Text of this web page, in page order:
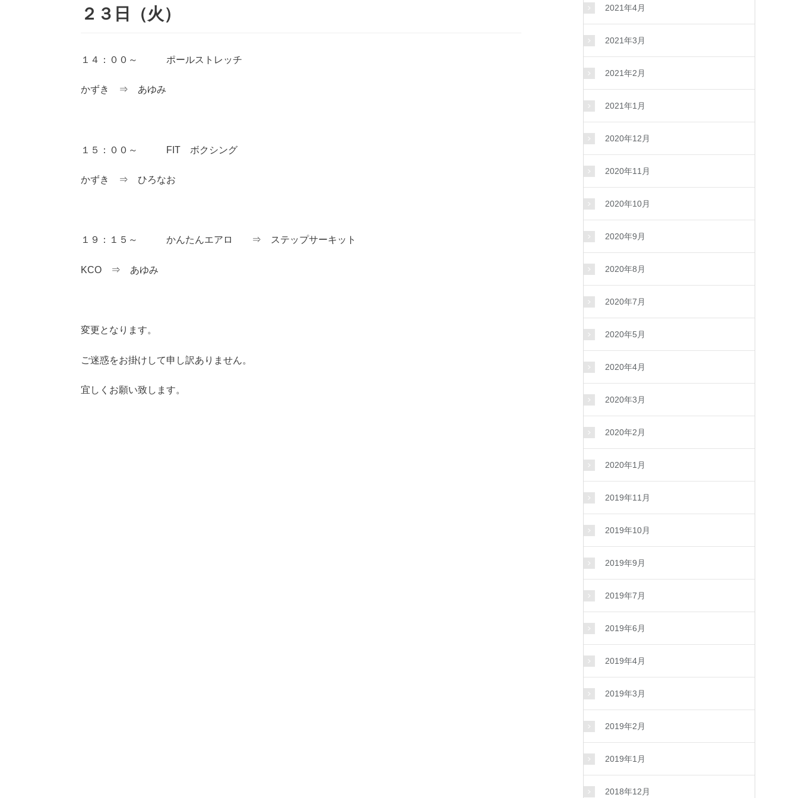
２３日（火）
１４：００～ ポールストレッチ
かずき ⇒ あゆみ
１５：００～ FIT ボクシング
かずき ⇒ ひろなお
１９：１５～ かんたんエアロ ⇒ ステップサーキット
KCO ⇒ あゆみ
変更となります。
ご迷惑をお掛けして申し訳ありません。
宜しくお願い致します。
2021年4月
2021年3月
2021年2月
2021年1月
2020年12月
2020年11月
2020年10月
2020年9月
2020年8月
2020年7月
2020年5月
2020年4月
2020年3月
2020年2月
2020年1月
2019年11月
2019年10月
2019年9月
2019年7月
2019年6月
2019年4月
2019年3月
2019年2月
2019年1月
2018年12月